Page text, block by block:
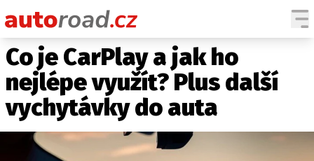
AUTA
TESTY AUT
NOVINKY
SPY
Co je CarPlay a jak ho
nejlépe využít? Plus další
vychytávky do auta